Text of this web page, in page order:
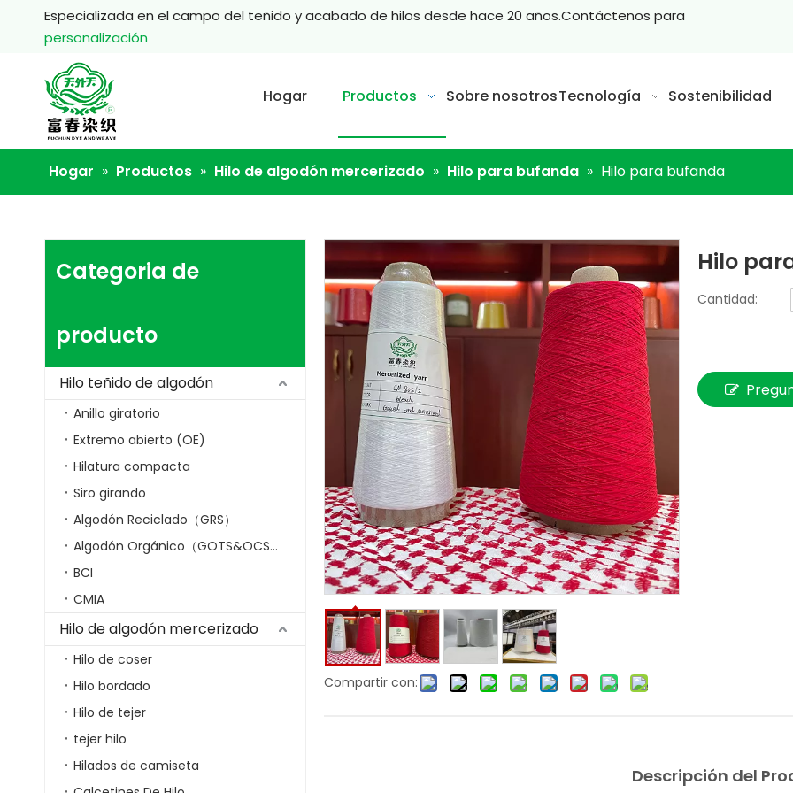
Especializada en el campo del teñido y acabado de hilos desde hace 20 años.Contáctenos para
personalización
Hogar Productos Sobre nosotrosTecnología Sostenibilidad
Hogar » Productos » Hilo de algodón mercerizado » Hilo para bufanda » Hilo para bufanda
Categoria de
producto
Hilo teñido de algodón
Anillo giratorio
Extremo abierto (OE)
Hilatura compacta
Siro girando
Algodón Reciclado（GRS）
Algodón Orgánico（GOTS&OCS）
BCI
CMIA
Hilo de algodón mercerizado
Hilo de coser
Hilo bordado
Hilo de tejer
tejer hilo
Hilados de camiseta
Compartir con:
Hilo
Cantidad:
Descripción del